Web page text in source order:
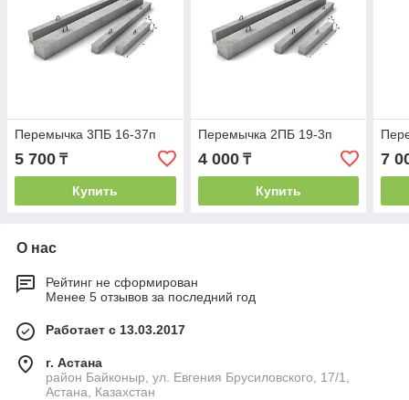
Перемычка 3ПБ 16-37п
5 700 ₸
Купить
Перемычка 2ПБ 19-3п
4 000₸
Купить
7
О нас
Рейтинг не сформирован
Менее 5 отзывов за последний год
Работает с 13.03.2017
г. Астана
район Байконыр, ул. Евгения Брусиловского, 17/1,
Астана, Казахстан